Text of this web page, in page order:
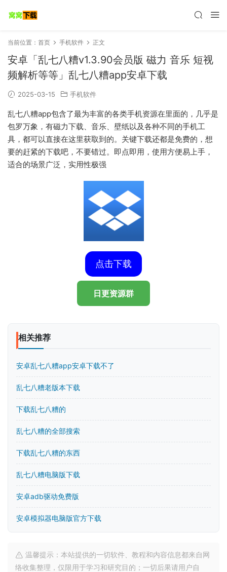
当前位置： 首页 手机软件 正文
安卓「乱七八糟v1.3.90会员版 磁力 音乐 短视
频解析等等」乱七八糟app安卓下载
2025-03-15 手机软件
乱七八糟app包含了最为丰富的各类手机资源在里面的，几乎是
包罗万象，有磁力下载、音乐、壁纸以及各种不同的手机工
具，都可以直接在这里获取到的。关键下载还都是免费的，想
要的赶紧的下载吧，不要错过。即点即用，使用方便易上手，
适合的场景广泛，实用性极强
点击下载
日更资源群
相关推荐
安卓乱七八糟app安卓下载不了
乱七八糟老版本下载
下载乱七八糟的
乱七八糟的全部搜索
下载乱七八糟的东西
乱七八糟电脑版下载
安卓adb驱动免费版
安卓模拟器电脑版官方下载
温馨提示：本站提供的一切软件、教程和内容信息都来自网
络收集整理，仅限用于学习和研究目的；一切后果请用户自